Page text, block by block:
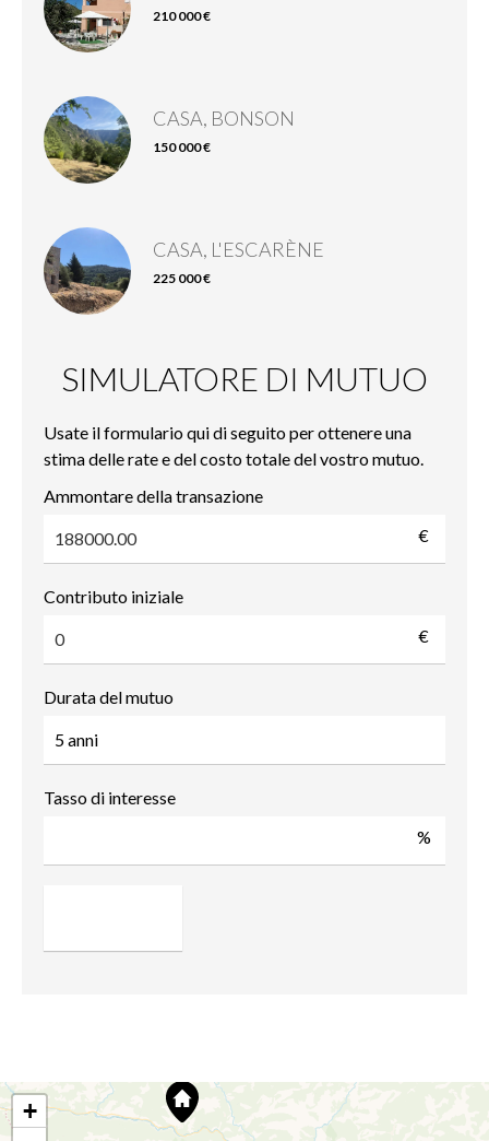
210 000 €
CASA, BONSON
150 000 €
CASA, L'ESCARÈNE
225 000 €
SIMULATORE DI MUTUO
Usate il formulario qui di seguito per ottenere una
stima delle rate e del costo totale del vostro mutuo.
Ammontare della transazione
€
Contributo iniziale
€
Durata del mutuo
Tasso di interesse
%
+